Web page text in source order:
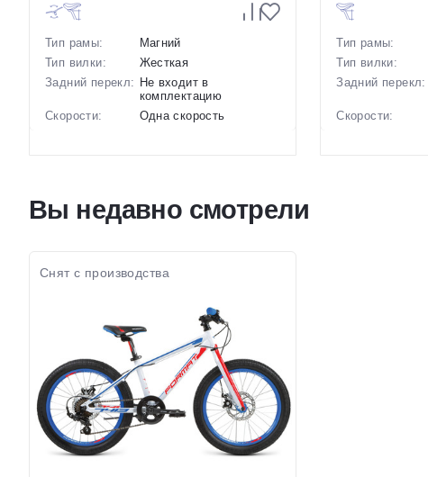
Тип рамы:
Магний
Тип вилки:
Жесткая
Задний перекл: Не входит в
комплектацию
Скорости:
Одна скорость
Цвет-размер в
наличии:
Серый-Зеленый, Серый-
Желтый
Тип рамы:
Тип вилки:
Задний перекл:
Скорости:
Вы недавно смотрели
Снят с производства